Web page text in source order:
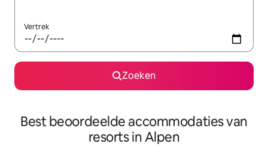
Vertrek
Zoeken
Best beoordeelde accommodaties van
resorts in Alpen